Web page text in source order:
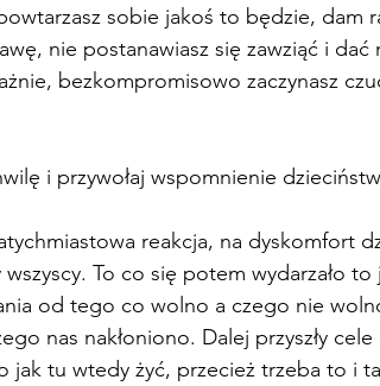
sobie jakoś to będzie, dam
nie postanawiasz się zawziąć i
bezkompromisowo zaczynasz
i przywołaj wspomnienie
reakcja, na dyskomfort
wszyscy. To co się potem wydarzało
od tego co wolno a czego nie
nas nakłoniono. Dalej przyszły
jak tu wtedy żyć, przecież trzeba to i